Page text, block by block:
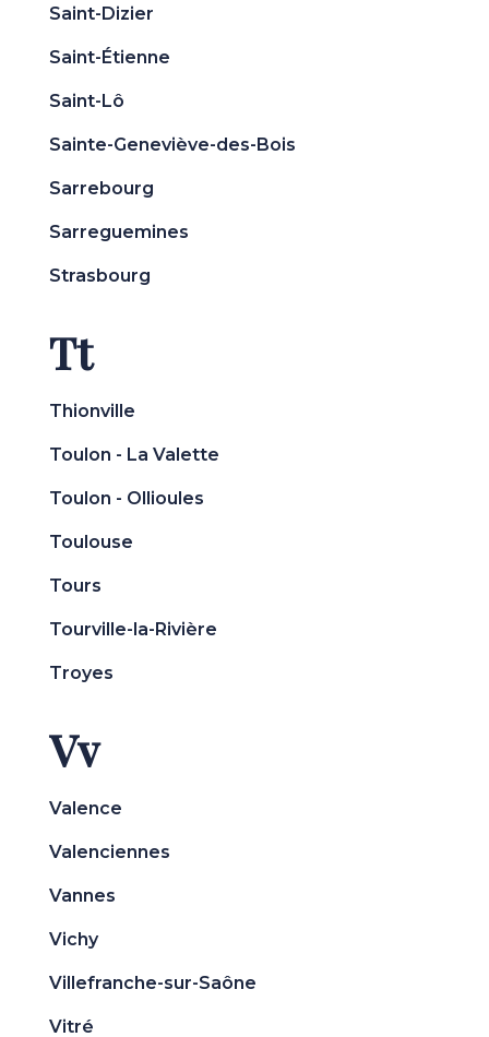
Saint-Dizier
Saint-Étienne
Saint-Lô
Sainte-Geneviève-des-Bois
Sarrebourg
Sarreguemines
Strasbourg
Tt
Thionville
Toulon - La Valette
Toulon - Ollioules
Toulouse
Tours
Tourville-la-Rivière
Troyes
Vv
Valence
Valenciennes
Vannes
Vichy
Villefranche-sur-Saône
Vitré